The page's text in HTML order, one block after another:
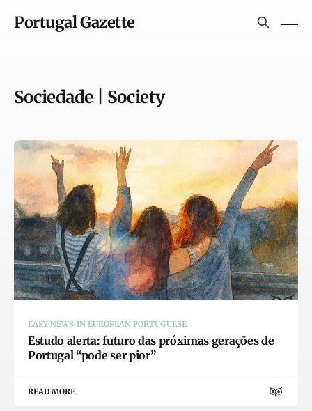
Portugal Gazette
Sociedade | Society
EASY NEWS IN EUROPEAN PORTUGUESE
Estudo alerta: futuro das próximas gerações de
Portugal “pode ser pior”
READ MORE